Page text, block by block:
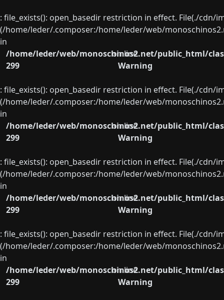
: file_exists(): open_basedir restriction in effect. File(./
(/home/leder/.composer:/home/leder/web/
in
/home/leder/web/monoschinos2.net/public_html/
on line
299
Warning
: file_exists(): open_basedir restriction in effect. File(./
(/home/leder/.composer:/home/leder/web/
in
/home/leder/web/monoschinos2.net/public_html/
on line
299
Warning
: file_exists(): open_basedir restriction in effect. File(./
(/home/leder/.composer:/home/leder/web/
in
/home/leder/web/monoschinos2.net/public_html/
on line
299
Warning
: file_exists(): open_basedir restriction in effect. File(./
(/home/leder/.composer:/home/leder/web/
in
/home/leder/web/monoschinos2.net/public_html/
on line
299
Warning